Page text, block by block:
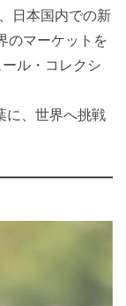
本国内での新
のマーケットを
ル・コレクシ
に、世界へ挑戦